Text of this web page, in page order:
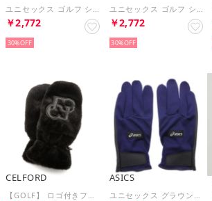
￥2,772
30%
￥2,772
30%
CELFORD ASICS